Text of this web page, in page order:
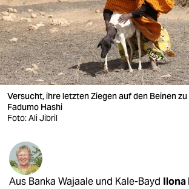
nord
wahrheit
verlag
verlag
shop
fragen & hilfe
Versucht, ihre letzten Ziegen auf den Beinen
Fa­du­mo Hashi
Foto: Ali Jibril
Aus Banka Wajaale und Kale-Bayd Ilona